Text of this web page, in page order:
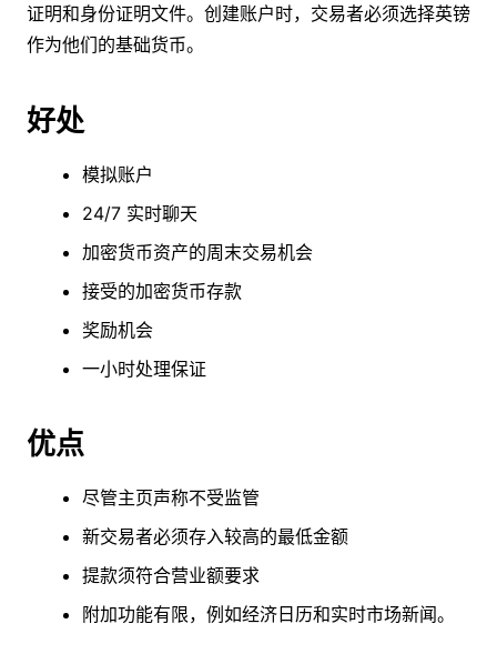
证明和身份证明文件。创建账户时，交易者必须选择英镑
作为他们的基础货币。
好处
模拟账户
24/7 实时聊天
加密货币资产的周末交易机会
接受的加密货币存款
奖励机会
一小时处理保证
优点
尽管主页声称不受监管
新交易者必须存入较高的最低金额
提款须符合营业额要求
附加功能有限，例如经济日历和实时市场新闻。